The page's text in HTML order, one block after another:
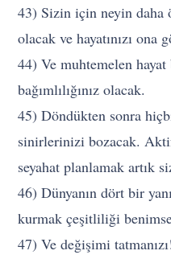
43) Sizin için neyin daha
olacak ve hayatınızı
44) Ve muhtemelen
bağımlılığınız olacak.
45) Döndükten sonra
sinirlerinizi bozacak.
seyahat planlamak artık
46) Dünyanın dört bir
kurmak çeşitliliği
47) Ve değişimi